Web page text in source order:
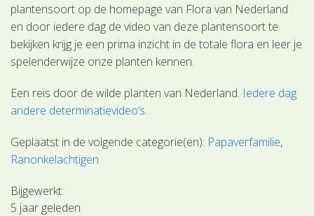
plantensoort op de homepage van Flora van Nederland
en door iedere dag de video van deze plantensoort te
bekijken krijg je een prima inzicht in de totale flora en leer je
spelenderwijze onze planten kennen.
Een reis door de wilde planten van Nederland. Iedere dag
andere determinatievideo’s.
Geplaatst in de volgende categorie(ën): Papaverfamilie
Ranonkelachtigen
Bijgewerkt:
5 jaar geleden